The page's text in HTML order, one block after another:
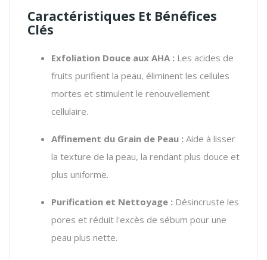
Caractéristiques Et Bénéfices
Clés
Exfoliation Douce aux AHA : Les acides de
fruits purifient la peau, éliminent les cellules
mortes et stimulent le renouvellement
cellulaire.
Affinement du Grain de Peau : Aide à lisser
la texture de la peau, la rendant plus douce et
plus uniforme.
Purification et Nettoyage : Désincruste les
pores et réduit l'excès de sébum pour une
peau plus nette.